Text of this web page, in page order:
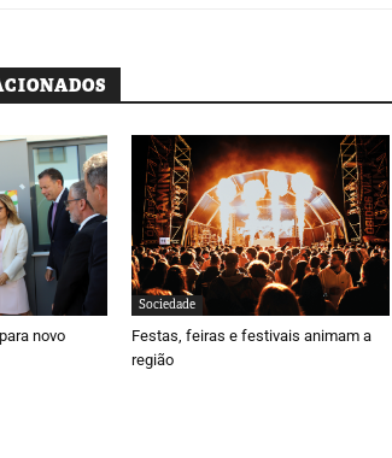
novo
Sociedade
Festas, feiras e festivais animam a
região